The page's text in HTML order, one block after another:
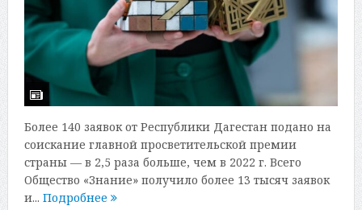
Более 140 заявок от Республики Дагестан подано на
соискание главной просветительской премии
страны — в 2,5 раза больше, чем в 2022 г. Всего
Общество «Знание» получило более 13 тысяч заявок
и... Подробнее